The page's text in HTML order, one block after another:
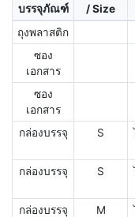
บรรจุภัณฑ์
/ Size
ถุงพลาสติก
ซอง
เอกสาร
ซอง
เอกสาร
กล่องบรรจุ S
กล่องบรรจุ S
กล่องบรรจุ M